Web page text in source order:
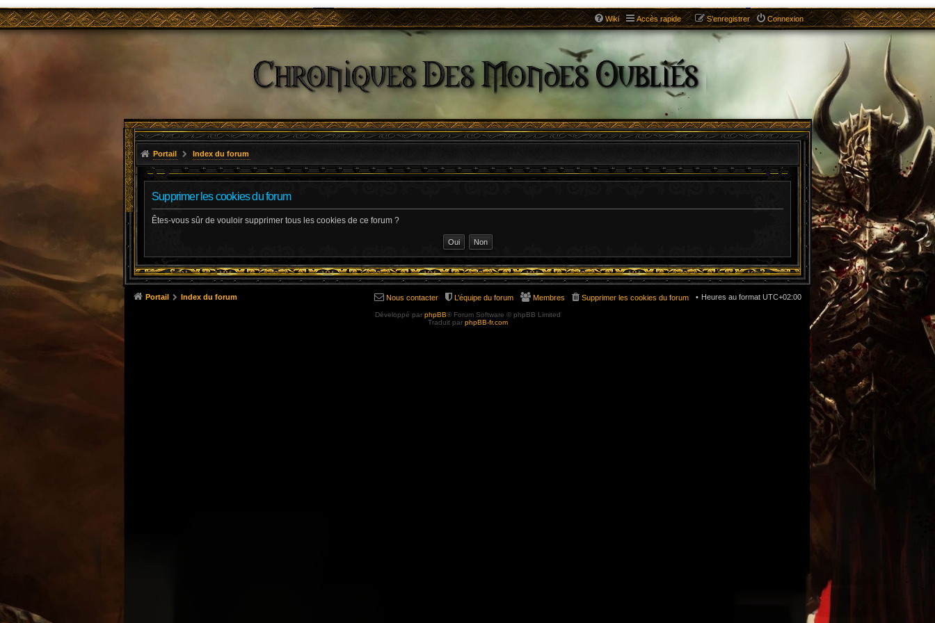
Wiki Accès rapide Connexion
S’enregistrer
Portail Index du forum
Supprimer les cookies du forum
Êtes-vous sûr de vouloir supprimer tous les cookies de ce forum ?
Portail Index du forum Heures au format UTC+02:00
Supprimer les cookies du forum
Membres
L’équipe du forum
Nous contacter
Développé par phpBB® Forum Software © phpBB Limited
Traduit par phpBB-fr.com